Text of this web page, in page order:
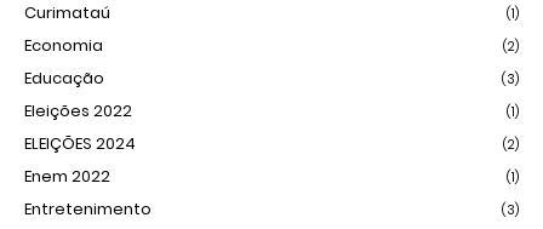
Curimataú (1)
Economia (2)
Educação (3)
Eleições 2022 (1)
ELEIÇÕES 2024 (2)
Enem 2022 (1)
Entretenimento (3)